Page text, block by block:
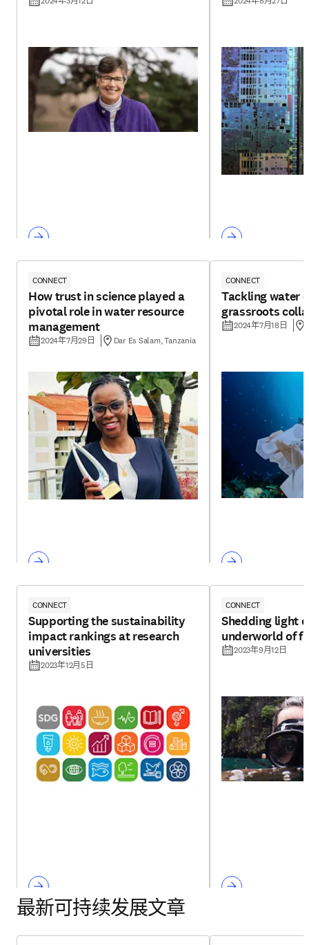
CONNECT
How trust in science played a
pivotal role in water resource
management
2024年7月29日 Dar Es Salam, Tanzania
CONNECT
Tackling water
grassroots
2024年7月18日
CONNECT
Supporting the sustainability
impact rankings at research
universities
2023年12月5日
CONNECT
Shedding light
underworld of
2023年9月12日
最新可持续发展文章